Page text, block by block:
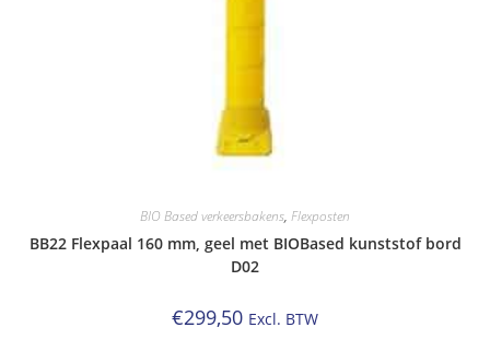
BIO Based verkeersbakens, Flexposten
BB22 Flexpaal 160 mm, geel met BIOBased kunststof bord
D02
€299,50 Excl. BTW